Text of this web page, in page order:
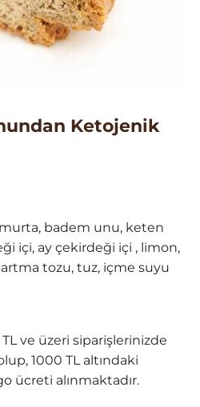
Ketojenik
badem unu, keten
içi, ay çekirdeği içi , limon,
tozu, tuz, içme suyu
ve üzeri siparişlerinizde
1000 TL altındaki
ücreti alınmaktadır.